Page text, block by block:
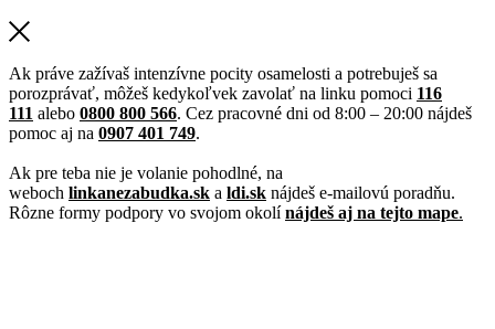
Ak práve zažívaš intenzívne pocity osamelosti a potrebuješ sa
porozprávať, môžeš kedykoľvek zavolať na linku pomoci 116
111 alebo 0800 800 566. Cez pracovné dni od 8:00 – 20:00 nájdeš
pomoc aj na 0907 401 749.
Ak pre teba nie je volanie pohodlné, na
weboch linkanezabudka.sk a ldi.sk nájdeš e-mailovú poradňu.
Rôzne formy podpory vo svojom okolínájdeš aj na tejto mape.